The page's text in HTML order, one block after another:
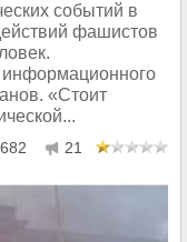
событий в
фашистов
информационного
«Стоит
21